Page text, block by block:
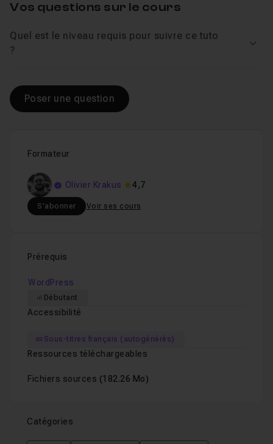
Chapitre 2 : Exercice pratique 1 1h15
Chapitre 3 : Exercice pratique 2
Chapitre 4 : Exercice pratique 3
Formateur
Olivier Krakus 4,7
S'abonner Voir ses cours
Prérequis
WordPress
Débutant
Accessibilité
Sous-titres français (autogénérés)
Ressources téléchargeables
Fichiers sources (182.26 Mo)
Catégories
Vos questions sur le cours
Quel est le niveau requis pour suivre ce tuto
?
Poser une question